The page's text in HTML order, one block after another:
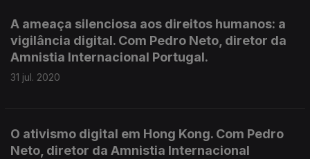
A ameaça silenciosa aos direitos humanos: a
vigilância digital. Com Pedro Neto, diretor da
Amnistia Internacional Portugal.
31 jul. 2020
O ativismo digital em Hong Kong. Com Pedro
Neto, diretor da Amnistia Internacional